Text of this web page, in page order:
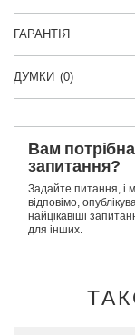
ГАРАНТІЯ
ДУМКИ (0)
Вам
запитання?
Задайте питання, і
відповімо,
найцікавіші
для інших.